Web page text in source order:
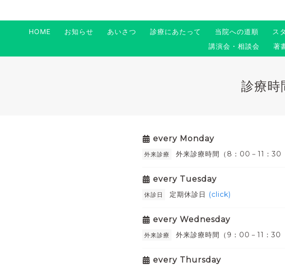
HOME お知らせ あいさつ 診療にあたって 当院への道順 ス
講演会・相談会
著
診療時
every Monday
外来診療 外来診療時間（8：00－11：
every Tuesday
休診日 定期休診日 (click)
every Wednesday
外来診療 外来診療時間（9：00－11：
every Thursday